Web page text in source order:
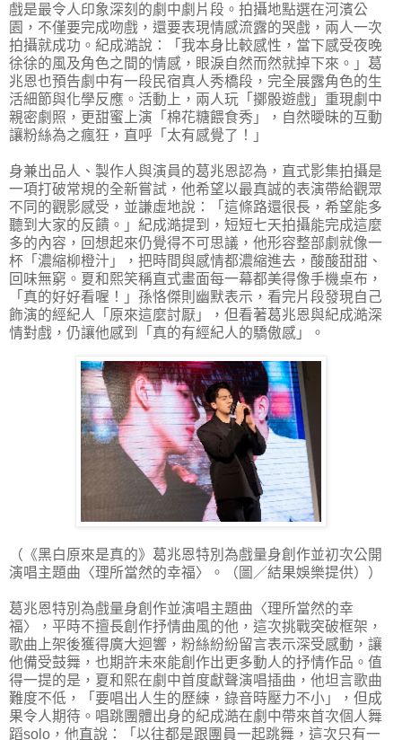
戲是最令人印象深刻的劇中劇片段。拍攝地點選在河濱公
園，不僅要完成吻戲，還要表現情感流露的哭戲，兩人一次
拍攝就成功。紀成澔說：「我本身比較感性，當下感受夜晚
徐徐的風及角色之間的情感，眼淚自然而然就掉下來。」葛
兆恩也預告劇中有一段民宿真人秀橋段，完全展露角色的生
活細節與化學反應。活動上，兩人玩「擲骰遊戲」重現劇中
親密劇照，更甜蜜上演「棉花糖餵食秀」，自然曖昧的互動
讓粉絲為之瘋狂，直呼「太有感覺了！」
身兼出品人、製作人與演員的葛兆恩認為，直式影集拍攝是
一項打破常規的全新嘗試，他希望以最真誠的表演帶給觀眾
不同的觀影感受，並謙虛地說：「這條路還很長，希望能多
聽到大家的反饋。」紀成澔提到，短短七天拍攝能完成這麼
多的內容，回想起來仍覺得不可思議，他形容整部劇就像一
杯「濃縮柳橙汁」，把時間與感情都濃縮進去，酸酸甜甜、
回味無窮。夏和熙笑稱直式畫面每一幕都美得像手機桌布，
「真的好好看喔！」孫恪傑則幽默表示，看完片段發現自己
飾演的經紀人「原來這麼討厭」，但看著葛兆恩與紀成澔深
情對戲，仍讓他感到「真的有經紀人的驕傲感」。
（《黑白原來是真的》葛兆恩特別為戲量身創作並初次公開
演唱主題曲〈理所當然的幸福〉。（圖／結果娛樂提供））
葛兆恩特別為戲量身創作並演唱主題曲〈理所當然的幸
福〉，平時不擅長創作抒情曲風的他，這次挑戰突破框架，
歌曲上架後獲得廣大迴響，粉絲紛紛留言表示深受感動，讓
他備受鼓舞，也期許未來能創作出更多動人的抒情作品。值
得一提的是，夏和熙在劇中首度獻聲演唱插曲，他坦言歌曲
難度不低，「要唱出人生的歷練，錄音時壓力不小」，但成
果令人期待。唱跳團體出身的紀成澔在劇中帶來首次個人舞
蹈solo，他直說：「以往都是跟團員一起跳舞，這次只有一